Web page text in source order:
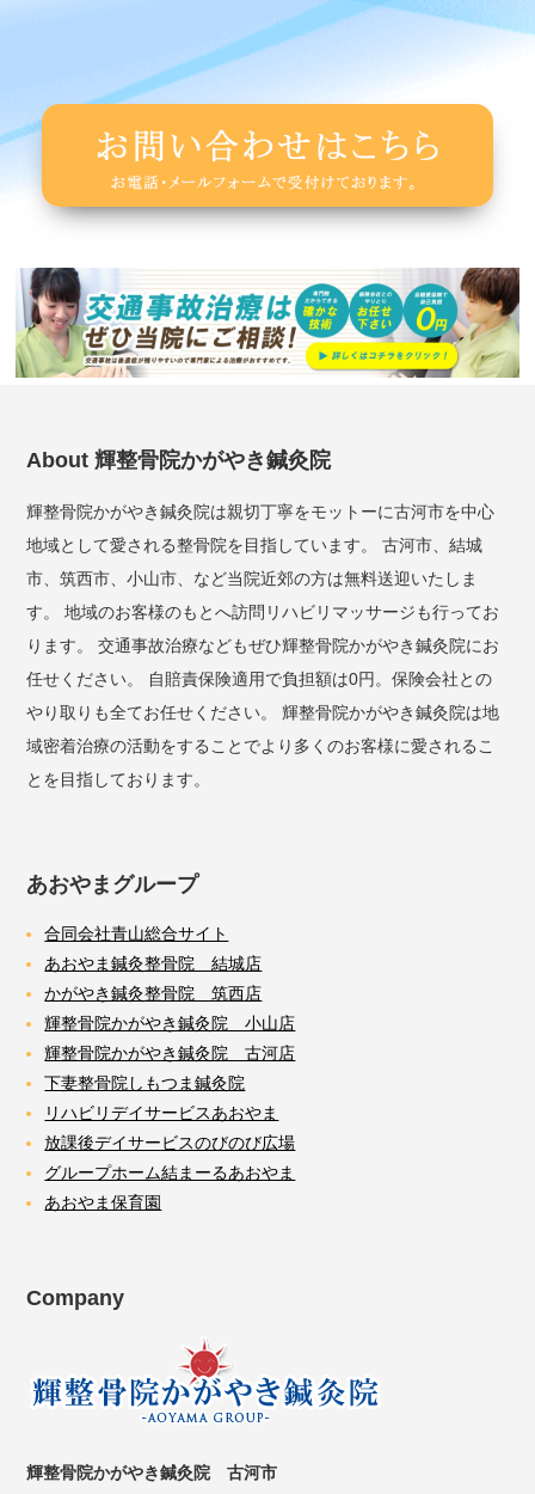
About 輝整骨院かがやき鍼灸院
輝整骨院かがやき鍼灸院は親切丁寧をモットーに古河市を中心
地域として愛される整骨院を目指しています。 古河市、結城
市、筑西市、小山市、など当院近郊の方は無料送迎いたしま
す。 地域のお客様のもとへ訪問リハビリマッサージも行ってお
ります。 交通事故治療などもぜひ輝整骨院かがやき鍼灸院にお
任せください。 自賠責保険適用で負担額は0円。保険会社との
やり取りも全てお任せください。 輝整骨院かがやき鍼灸院は地
域密着治療の活動をすることでより多くのお客様に愛されるこ
とを目指しております。
あおやまグループ
合同会社青山総合サイト
あおやま鍼灸整骨院 結城店
かがやき鍼灸整骨院 筑西店
輝整骨院かがやき鍼灸院 小山店
輝整骨院かがやき鍼灸院 古河店
下妻整骨院しもつま鍼灸院
リハビリデイサービスあおやま
放課後デイサービスのびのび広場
グループホーム結まーるあおやま
あおやま保育園
Company
輝整骨院かがやき鍼灸院 古河市